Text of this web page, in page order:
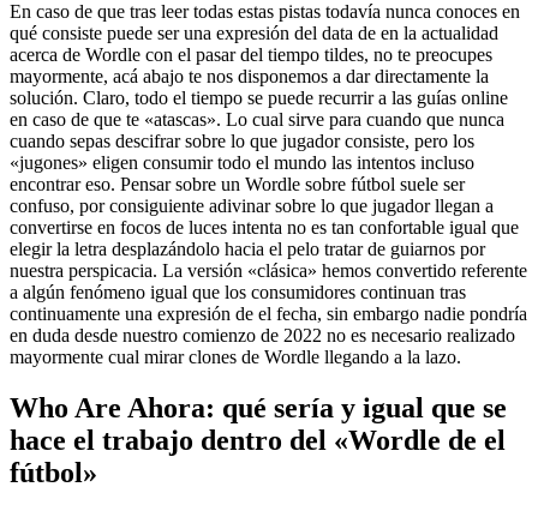
En caso de que tras leer todas estas pistas todavía nunca conoces en
qué consiste puede ser una expresión del data de en la actualidad
acerca de Wordle con el pasar del tiempo tildes, no te preocupes
mayormente, acá abajo te nos disponemos a dar directamente la
solución. Claro, todo el tiempo se puede recurrir a las guías online
en caso de que te «atascas». Lo cual sirve para cuando que nunca
cuando sepas descifrar sobre lo que jugador consiste, pero los
«jugones» eligen consumir todo el mundo las intentos incluso
encontrar eso. Pensar sobre un Wordle sobre fútbol suele ser
confuso, por consiguiente adivinar sobre lo que jugador llegan a
convertirse en focos de luces intenta no es tan confortable igual que
elegir la letra desplazándolo hacia el pelo tratar de guiarnos por
nuestra perspicacia. La versión «clásica» hemos convertido referente
a algún fenómeno igual que los consumidores continuan tras
continuamente una expresión de el fecha, sin embargo nadie pondrí­a
en duda desde nuestro comienzo de 2022 no es necesario realizado
mayormente cual mirar clones de Wordle llegando a la lazo.
Who Are Ahora: qué serí­a y igual que se
hace el trabajo dentro del «Wordle de el
fútbol»